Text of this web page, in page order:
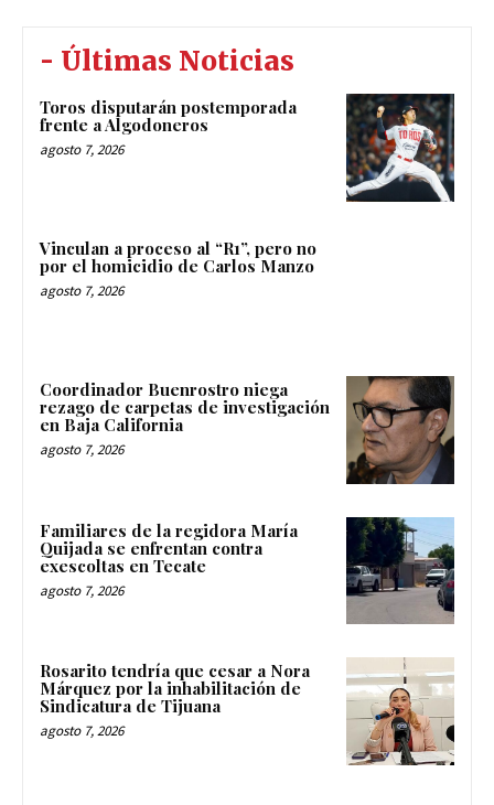
- Últimas Noticias
Toros disputarán postemporada
frente a Algodoneros
agosto 7, 2026
Vinculan a proceso al “R1”, pero no
por el homicidio de Carlos Manzo
agosto 7, 2026
Coordinador Buenrostro niega
rezago de carpetas de investigación
en Baja California
agosto 7, 2026
Familiares de la regidora María
Quijada se enfrentan contra
exescoltas en Tecate
agosto 7, 2026
Rosarito tendría que cesar a Nora
Márquez por la inhabilitación de
Sindicatura de Tijuana
agosto 7, 2026